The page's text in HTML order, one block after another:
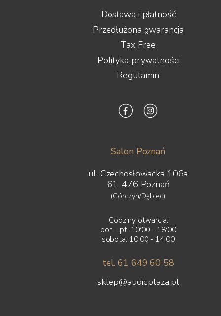
Dostawa i płatność
Przedłużona gwarancja
Tax Free
Polityka prywatności
Regulamin
Salon Poznań
ul. Czechosłowacka 106a
61-476 Poznań
(Górczyn/Dębiec)
Godziny otwarcia:
pon - pt: 10:00 - 18:00
sobota: 10:00 - 14:00
tel. 61 649 60 58
sklep@audioplaza.pl